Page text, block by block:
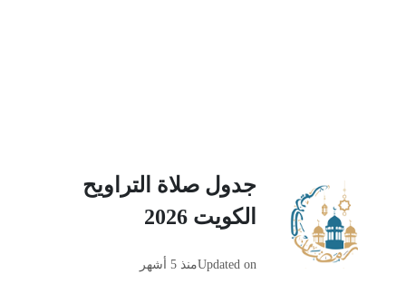
جدول صلاة التراويح
الكويت 2026
Updated onمنذ 5 أشهر